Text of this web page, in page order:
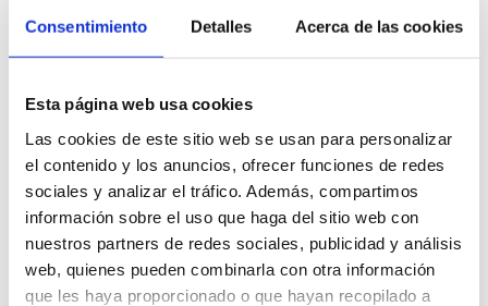
Consentimiento Detalles Acerca de las cookies
Esta página web usa cookies
Las cookies de este sitio web se usan para personalizar
el contenido y los anuncios, ofrecer funciones de redes
sociales y analizar el tráfico. Además, compartimos
información sobre el uso que haga del sitio web con
nuestros partners de redes sociales, publicidad y análisis
web, quienes pueden combinarla con otra información
que les haya proporcionado o que hayan recopilado a
94 125
20
Listado
A B C G H J L M
A Coruña
FESTIVAL MAR DE MARES: LIMPIAR EL MAR
DESDE LAS ALTURAS, ACCIÓN EN PUNTA
HERMINIA
#Medio ambiente seguro en nuestro cole